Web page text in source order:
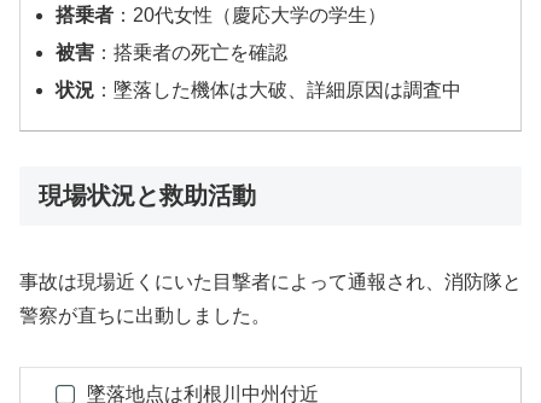
搭乗者 ：20代女性（慶応大学の学生）
被害 ：搭乗者の死亡を確認
状況 ：墜落した機体は大破、詳細原因は調査中
現場状況と救助活動
事故は現場近くにいた目撃者によって通報され、消防隊と
警察が直ちに出動しました。
墜落地点は利根川中州付近